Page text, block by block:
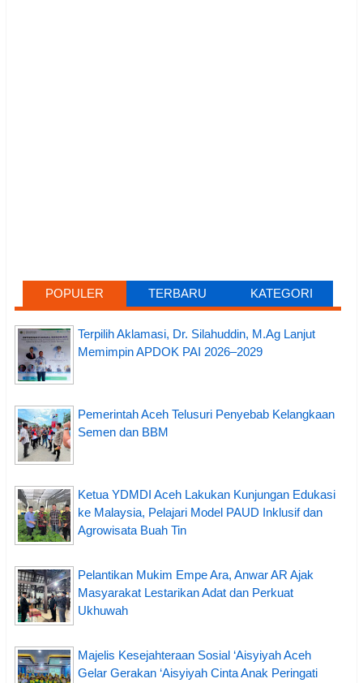
POPULER TERBARU KATEGORI
Terpilih Aklamasi, Dr. Silahuddin, M.Ag Lanjut
Memimpin APDOK PAI 2026–2029
Pemerintah Aceh Telusuri Penyebab Kelangkaan
Semen dan BBM
Ketua YDMDI Aceh Lakukan Kunjungan Edukasi
ke Malaysia, Pelajari Model PAUD Inklusif dan
Agrowisata Buah Tin
Pelantikan Mukim Empe Ara, Anwar AR Ajak
Masyarakat Lestarikan Adat dan Perkuat
Ukhuwah
Majelis Kesejahteraan Sosial ‘Aisyiyah Aceh
Gelar Gerakan ‘Aisyiyah Cinta Anak Peringati